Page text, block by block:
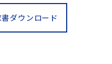
ダウンロード